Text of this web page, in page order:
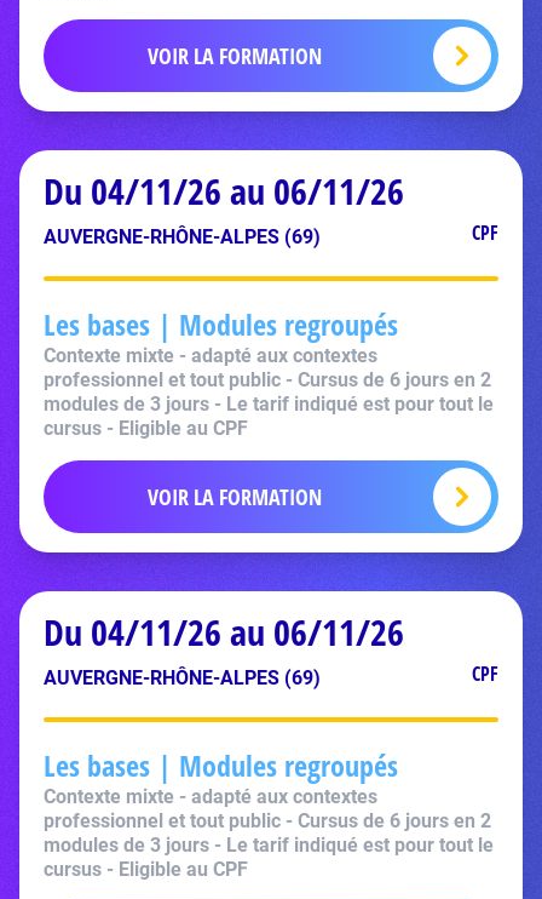
VOIR LA FORMATION
Du 04/11/26 au 06/11/26
AUVERGNE-RHÔNE-ALPES (69) CPF
Les bases | Modules regroupés
Contexte mixte - adapté aux contextes
professionnel et tout public - Cursus de 6 jours en 2
modules de 3 jours - Le tarif indiqué est pour tout le
cursus - Eligible au CPF
VOIR LA FORMATION
Du 04/11/26 au 06/11/26
AUVERGNE-RHÔNE-ALPES (69) CPF
Les bases | Modules regroupés
Contexte mixte - adapté aux contextes
professionnel et tout public - Cursus de 6 jours en 2
modules de 3 jours - Le tarif indiqué est pour tout le
cursus - Eligible au CPF